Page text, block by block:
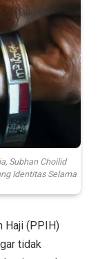
Subhan Choilid
Identitas Selama
Haji (PPIH)
tidak